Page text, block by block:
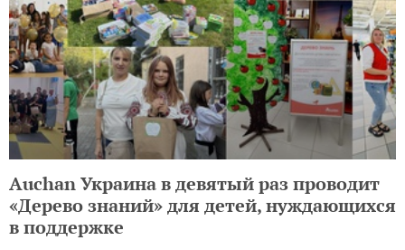
Auchan Украина в девятый раз проводит
«Дерево знаний» для детей, нуждающихся
в поддержке